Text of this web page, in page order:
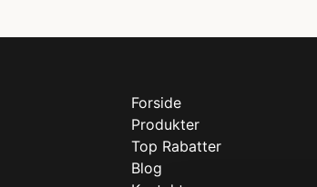
Forside
Produkter
Top Rabatter
Blog